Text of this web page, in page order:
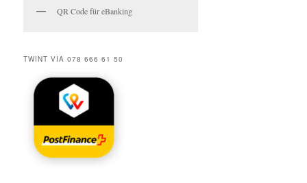
QR Code für eBanking
TWINT VIA 078 666 61 50